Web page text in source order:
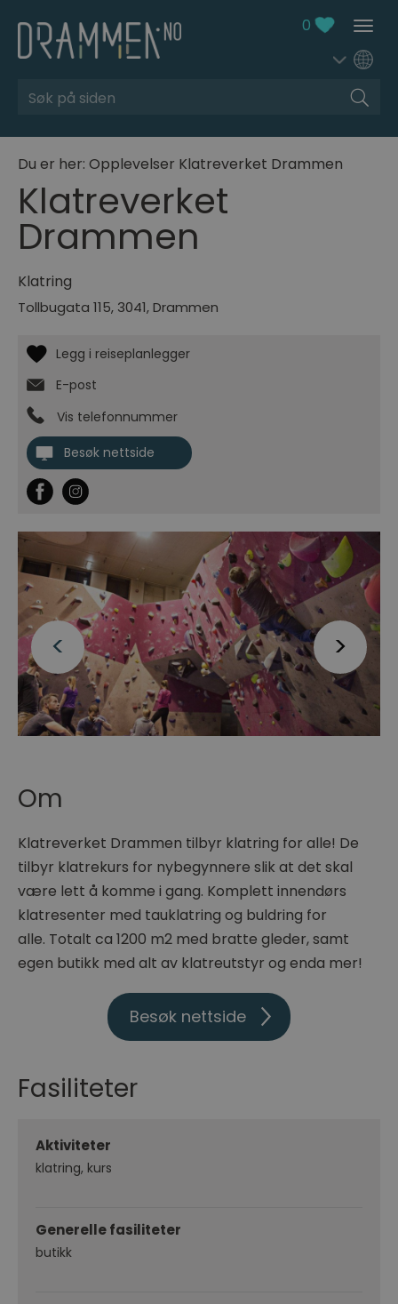
0
Søk
Du er her: Opplevelser Klatreverket Drammen
Klatreverket
Drammen
Klatring
Tollbugata 115, 3041,Drammen
E-post
Vis telefonnummer
Besøk nettside
Om
Klatreverket Drammen tilbyr klatring for alle! De
tilbyr klatrekurs for nybegynnere slik at det skal
være lett å komme i gang. Komplett innendørs
klatresenter med tauklatring og buldring for
alle. Totalt ca 1200 m2 med bratte gleder, samt
egen butikk med alt av klatreutstyr og enda mer!
Besøk nettside
Fasiliteter
Aktiviteter
klatring kurs
Generelle fasiliteter
butikk